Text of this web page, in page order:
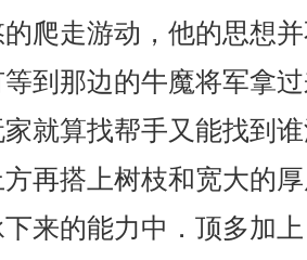
爬走游动，他的思想
到那边的牛魔将军拿
就算找帮手又能找到
再搭上树枝和宽大的
来的能力中．顶多加